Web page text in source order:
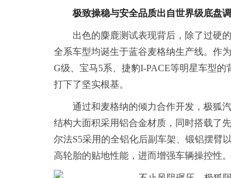
极致操稳与安全品质出自世界级底盘
出色的麋鹿测试表现背后，除了过硬
全系车型均诞生于蓝谷麦格纳生产线。作
G级、宝马5系、捷豹I-PACE等明星车型
打下了坚实根基。
通过和麦格纳的倾力合作开发，极狐
结构大面积采用铝合金材质，同时搭载了
尔法S5采用的全铝化后副车架、锻铝摆臂
高轮胎的贴地性能，进而增强车辆操控性。